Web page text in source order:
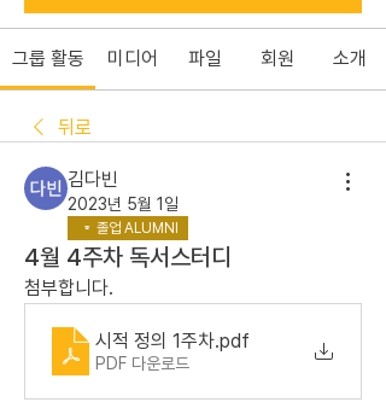
그룹 활동 미디어 파일 회원 소개
뒤로
김다빈
2023년 5월 1일
졸업 ALUMNI
4월 4주차 독서스터디
첨부합니다.
시적 정의 1주차.pdf
PDF 다운로드